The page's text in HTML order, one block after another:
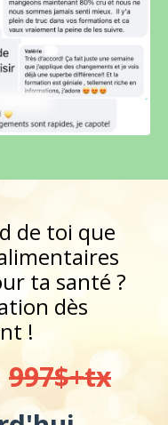
de toi que
ta santé ?
dès
!
997$+tx